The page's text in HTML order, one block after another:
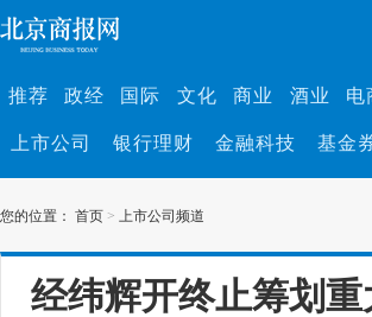
推荐 政经 国际 文化 商业 酒业 电
上市公司 银行理财 金融科技 基金
您的位置： 首页 > 上市公司频道
经纬辉开终止筹划